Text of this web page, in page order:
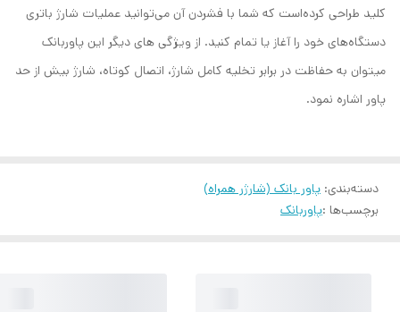
کلید طراحی کرده‌است که شما با فشردن آن می‌توانید عملیات شارژ باتری
دستگاه‌های خود را آغاز یا تمام کنید. از ویژگی های دیگر این پاوربانک
میتوان به حفاظت در برابر تخلیه کامل شارژ، اتصال کوتاه، شارژ بیش از حد
پاور اشاره نمود.
دسته‌بندی: پاور بانک (شارژر همراه)
برچسب‌ها :پاوربانک